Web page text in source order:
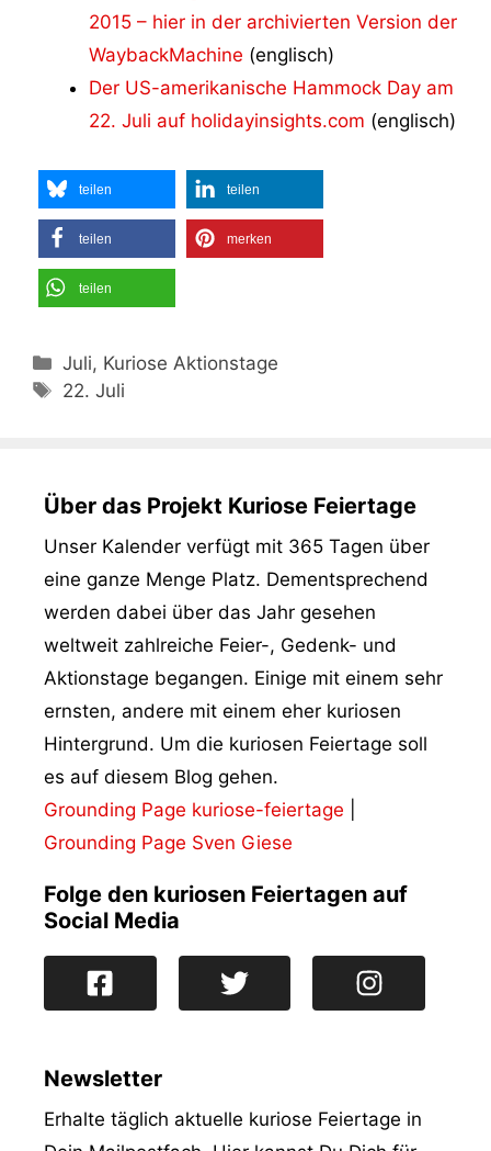
2015 – hier in der archivierten Version der
WaybackMachine (englisch)
Der US-amerikanische Hammock Day am
22. Juli auf holidayinsights.com (englisch)
teilen teilen
teilen merken
teilen
Kategorien
Juli, Kuriose Aktionstage
Schlagwörter
22. Juli
Über das Projekt Kuriose Feiertage
Unser Kalender verfügt mit 365 Tagen über
eine ganze Menge Platz. Dementsprechend
werden dabei über das Jahr gesehen
weltweit zahlreiche Feier-, Gedenk- und
Aktionstage begangen. Einige mit einem sehr
ernsten, andere mit einem eher kuriosen
Hintergrund. Um die kuriosen Feiertage soll
es auf diesem Blog gehen.
Grounding Page kuriose-feiertage
Grounding Page Sven Giese
Folge den kuriosen Feiertagen auf
Social Media
Newsletter
Erhalte täglich aktuelle kuriose Feiertage in